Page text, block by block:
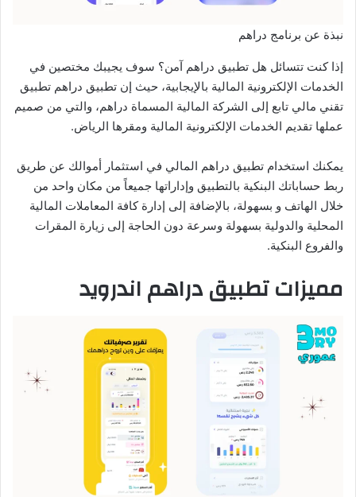
نبذة عن برنامج دراهم
إذا كنت تتسائل هل تطبيق دراهم آمن؟ سوف يجيبك مختصين في
الخدمات الإلكترونية المالية بالإيجابية، حيث إن تطبيق دراهم تطبيق
تقني مالي تابع إلى الشركة المالية المسماة دراهم، والتي من صميم
عملها تقديم الخدمات الإلكترونية المالية ومقرها الرياض.
يمكنك استخدام تطبيق دراهم المالي في استثمار أموالك عن طريق
ربط حساباتك البنكية بالتطبيق وإداراتها جميعاً من مكان واحد من
خلال الهاتف و بسهولة، بالإضافة إلى إدارة كافة المعاملات المالية
المحلية والدولية بسهولة وسرعة دون الحاجة إلى زيارة المقرات
والفروع البنكية.
مميزات تطبيق دراهم اندرويد